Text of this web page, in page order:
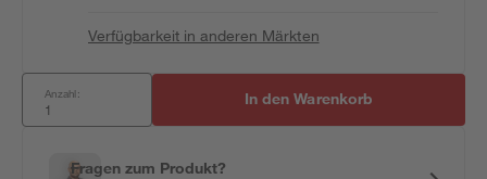
Verfügbarkeit in anderen Märkten
Anzahl: In den Warenkorb
Fragen zum Produkt?